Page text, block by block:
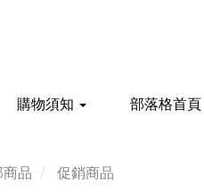
購物須知 部落格首頁
品 促銷商品